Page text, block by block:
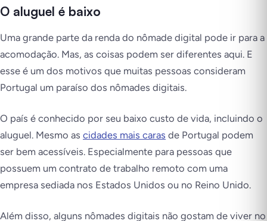
O aluguel é baixo
Uma grande parte da renda do nômade digital pode ir para a
acomodação. Mas, as coisas podem ser diferentes aqui. E
esse é um dos motivos que muitas pessoas consideram
Portugal um paraíso dos nômades digitais.
O país é conhecido por seu baixo custo de vida, incluindo o
aluguel. Mesmo as cidades mais caras de Portugal podem
ser bem acessíveis. Especialmente para pessoas que
possuem um contrato de trabalho remoto com uma
empresa sediada nos Estados Unidos ou no Reino Unido.
Além disso, alguns nômades digitais não gostam de viver no